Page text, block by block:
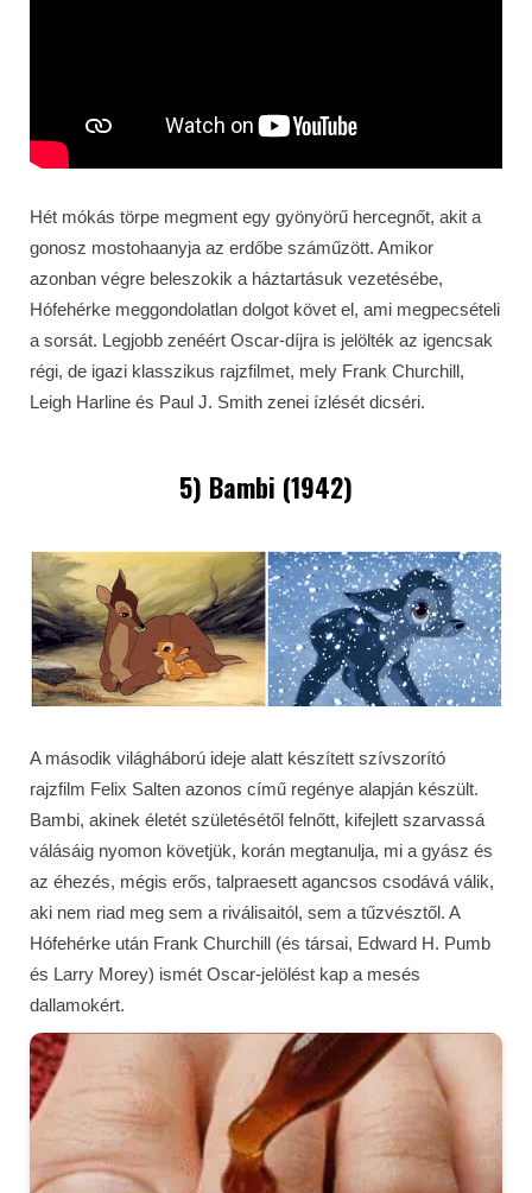
Hét mókás törpe megment egy gyönyörű hercegnőt, akit a
gonosz mostohaanyja az erdőbe száműzött. Amikor
azonban végre beleszokik a háztartásuk vezetésébe,
Hófehérke meggondolatlan dolgot követ el, ami megpecsételi
a sorsát. Legjobb zenéért Oscar-díjra is jelölték az igencsak
régi, de igazi klasszikus rajzfilmet, mely Frank Churchill,
Leigh Harline és Paul J. Smith zenei ízlését dicséri.
5) Bambi (1942)
A második világháború ideje alatt készített szívszorító
rajzfilm Felix Salten azonos című regénye alapján készült.
Bambi, akinek életét születésétől felnőtt, kifejlett szarvassá
válásáig nyomon követjük, korán megtanulja, mi a gyász és
az éhezés, mégis erős, talpraesett agancsos csodává válik,
aki nem riad meg sem a riválisaitól, sem a tűzvésztől. A
Hófehérke után Frank Churchill (és társai, Edward H. Pumb
és Larry Morey) ismét Oscar-jelölést kap a mesés
dallamokért.